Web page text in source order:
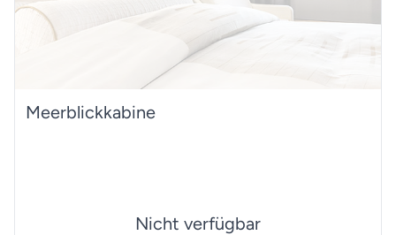
Meerblickkabine
Nicht verfügbar